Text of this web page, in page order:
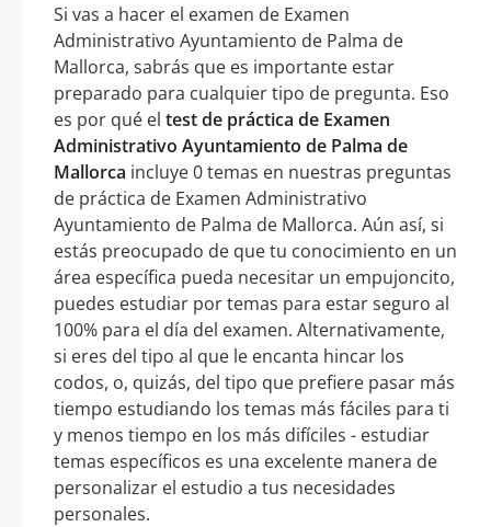
Si vas a hacer el examen de Examen
Administrativo Ayuntamiento de Palma de
Mallorca, sabrás que es importante estar
preparado para cualquier tipo de pregunta. Eso
es por qué el test de práctica de Examen
Administrativo Ayuntamiento de Palma de
Mallorca incluye 0 temas en nuestras preguntas
de práctica de Examen Administrativo
Ayuntamiento de Palma de Mallorca. Aún así, si
estás preocupado de que tu conocimiento en un
área específica pueda necesitar un empujoncito,
puedes estudiar por temas para estar seguro al
100% para el día del examen. Alternativamente,
si eres del tipo al que le encanta hincar los
codos, o, quizás, del tipo que prefiere pasar más
tiempo estudiando los temas más fáciles para ti
y menos tiempo en los más difíciles - estudiar
temas específicos es una excelente manera de
personalizar el estudio a tus necesidades
personales.